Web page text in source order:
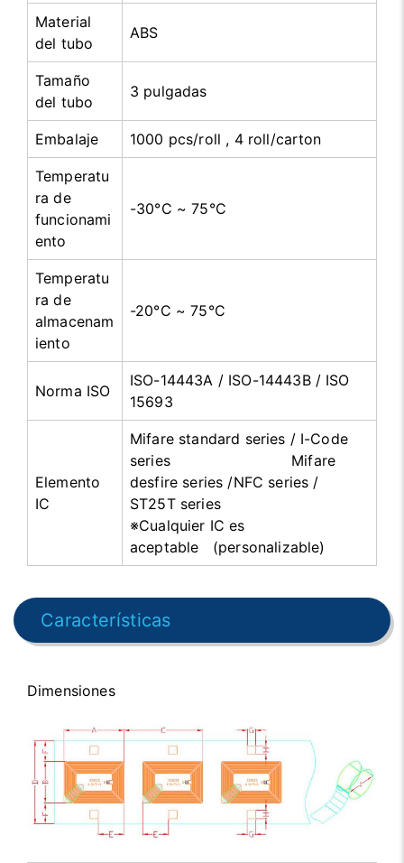
Material
del tubo
ABS
Tamaño
del tubo
3 pulgadas
Embalaje 1000 pcs/roll , 4 roll/carton
Temperatu
ra de
funcionami
ento
-30°C ~ 75°C
Temperatu
ra de
almacenam
iento
-20°C ~ 75°C
Norma ISO
ISO-14443A / ISO-14443B / ISO
15693
Elemento
IC
Mifare standard series / I-Code
series Mifare
desfire series /NFC series /
ST25T series
※Cualquier IC es
aceptable (personalizable)
Características
Dimensiones